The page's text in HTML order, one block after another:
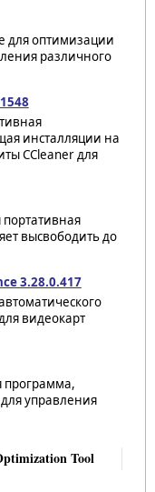
для оптимизации
различного
инсталляции на
CCleaner для
высвободить до
3.28.0.417
видеокарт
программа,
управления
Tool